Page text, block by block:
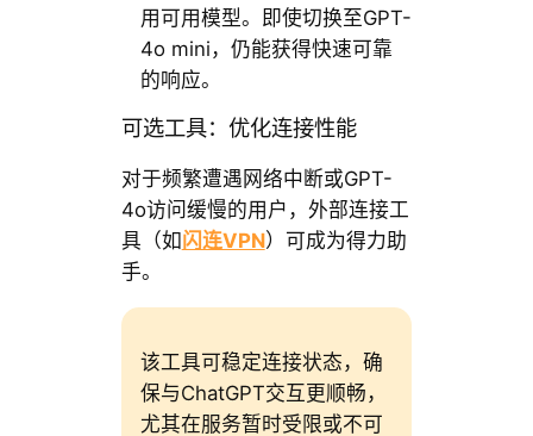
用可用模型。即使切换至GPT-
4o mini，仍能获得快速可靠
的响应。
可选工具：优化连接性能
对于频繁遭遇网络中断或GPT-
4o访问缓慢的用户，外部连接工
具（如闪连VPN）可成为得力助
手。
该工具可稳定连接状态，确
保与ChatGPT交互更顺畅，
尤其在服务暂时受限或不可